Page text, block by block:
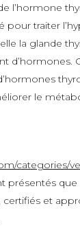
l’hormone
pour traiter
la glande
d’hormones.
le
categories/
présentés que
et